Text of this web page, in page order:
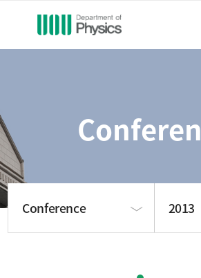
Conference 2013